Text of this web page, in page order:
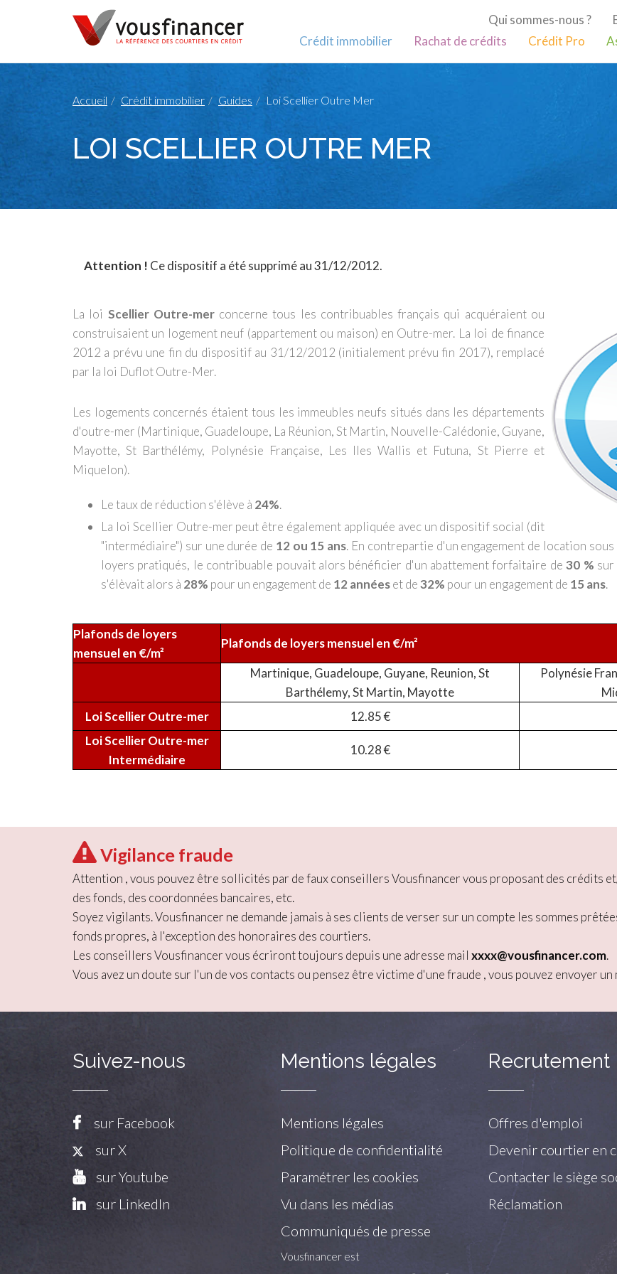
Qui sommes-nous ?
Crédit immobilier
Rachat de crédits Crédit Pro
Accueil Crédit immobilier Guides Loi Scellier Outre Mer
LOI SCELLIER OUTRE MER
Attention ! Ce dispositif a été supprimé au 31/12/2012.
La loi Scellier Outre-merconcerne tous les contribuables français qui acquéraient ou
construisaient un logement neuf (appartement ou maison) en Outre-mer. La loi de finance
2012 a prévu une fin du dispositif au 31/12/2012 (initialement prévu fin 2017), remplacé
par la loi Duflot Outre-Mer.
Les logements concernés étaient tous les immeubles neufs situés dans les départements
d'outre-mer (Martinique, Guadeloupe, La Réunion, St Martin, Nouvelle-Calédonie, Guyane,
Mayotte, St Barthélémy, Polynésie Française, Les Iles Wallis et Futuna, St Pierre et
Miquelon).
Le taux de réduction s'élève à 24%.
La loi Scellier Outre-mer peut être également appliquée avec un dispositif social (dit
"intermédiaire") sur une durée de 12 ou 15 ans. En contrepartie d'un engagement de location
loyers pratiqués, le contribuable pouvait alors bénéficier d'un abattement forfaitaire de30 %
s'élèvait alors à 28% pour un engagement de 12 annéeset de32% pour un engagement de 15 ans.
Plafonds de loyers
mensuel en €/m²
Plafonds de loyers mensuel en €/m²
Martinique, Guadeloupe, Guyane, Reunion, St
Barthélemy, St Martin, Mayotte
Polynésie
Loi Scellier Outre-mer
12.85 €
Loi Scellier Outre-mer
Intermédiaire
10.28 €
Vigilance fraude
Attention , vous pouvez être sollicités par de faux conseillers Vousfinancer vous proposant des crédits
des fonds, des coordonnées bancaires, etc.
Soyez vigilants. Vousfinancer ne demande jamais à ses clients de verser sur un compte les sommes
fonds propres, à l'exception des honoraires des courtiers.
Les conseillers Vousfinancer vous écriront toujours depuis une adresse mail xxxx@vousfinancer.com.
Vous avez un doute sur l'un de vos contacts ou pensez être victime d'une fraude , vous pouvez envoyer un
Suivez-nous
sur Facebook
sur X
sur Youtube
sur LinkedIn
Mentions légales
Mentions légales
Politique de confidentialité
Paramétrer les cookies
Vu dans les médias
Communiqués de presse
Vousfinancer est
Recrutement
Offres d'emploi
Devenir courtier en
Contacter le siège
Réclamation